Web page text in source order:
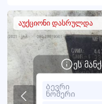
აუქციონი დასრულდა
ეს
Ბევრი
ნომერი